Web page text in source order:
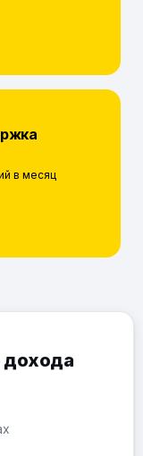
в месяц
дохода